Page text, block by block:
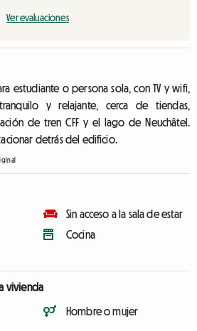
Ver evaluaciones
estudiante o persona sola, con TV y wifi,
y relajante, cerca de tiendas,
de tren CFF y el lago de Neuchâtel.
detrás del edificio.
Sin acceso a la sala de estar
Cocina
vivienda
Hombre o mujer